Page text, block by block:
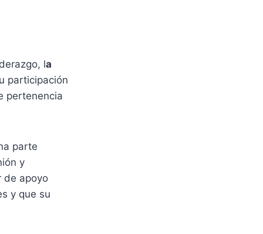
la
participación
pertenencia
parte
y
de apoyo
y que su